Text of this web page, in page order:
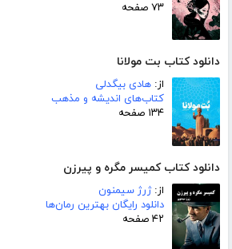
۷۳ صفحه
دانلود کتاب بت مولانا
از: هادی بیگدلی
کتاب‌های اندیشه و مذهب
۱۳۴ صفحه
دانلود کتاب کمیسر مگره و پیرزن
از:ژرژ سیمنون
دانلود رایگان بهترین رمان‌ها
۴۲ صفحه